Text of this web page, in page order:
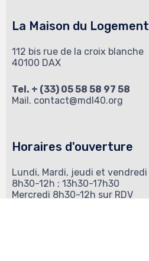
La Maison du Logement
112 bis rue de la croix blanche
40100 DAX
Tel. + (33) 05 58 58 97 58
Mail. contact@mdl40.org
Horaires d'ouverture
Lundi, Mardi, jeudi et vendredi
8h30-12h ; 13h30-17h30
Mercredi 8h30-12h sur RDV